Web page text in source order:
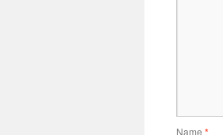
Name *